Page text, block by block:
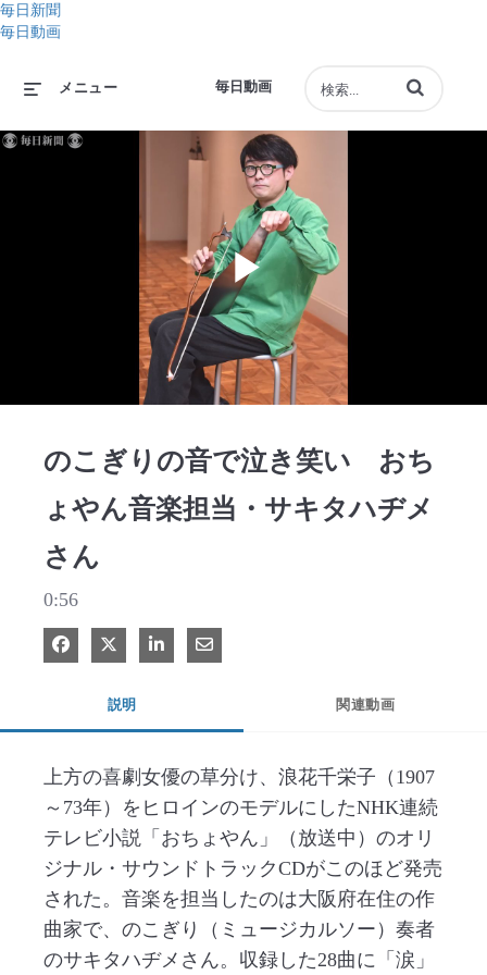
毎日新聞
毎日動画
毎日動画
メニュー 動画の検索語句
Play
のこぎりの音で泣き笑い おち
ょやん音楽担当・サキタハヂメ
さん
0:56
Facebook で共有
Xで共有する
LinkedIn で共有
電子メールで共有
説明 関連動画
上方の喜劇女優の草分け、浪花千栄子（1907
～73年）をヒロインのモデルにしたNHK連続
テレビ小説「おちょやん」（放送中）のオリ
ジナル・サウンドトラックCDがこのほど発売
された。音楽を担当したのは大阪府在住の作
曲家で、のこぎり（ミュージカルソー）奏者
のサキタハヂメさん。収録した28曲に「涙」